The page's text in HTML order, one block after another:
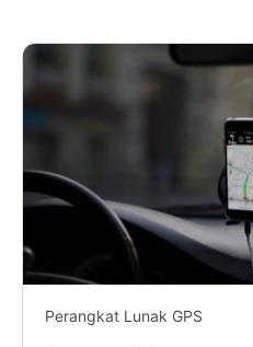
Perangkat Lunak GPS